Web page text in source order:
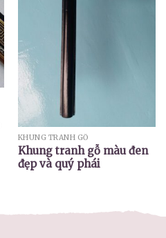
KHUNG TRANH GỖ
Khung tranh gỗ màu đen
đẹp và quý phái